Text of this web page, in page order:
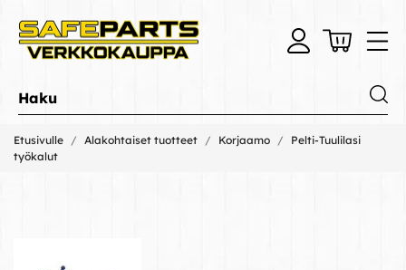
Etusivulle Alakohtaiset tuotteet Korjaamo
Pelti-Tuulilasi
työkalut